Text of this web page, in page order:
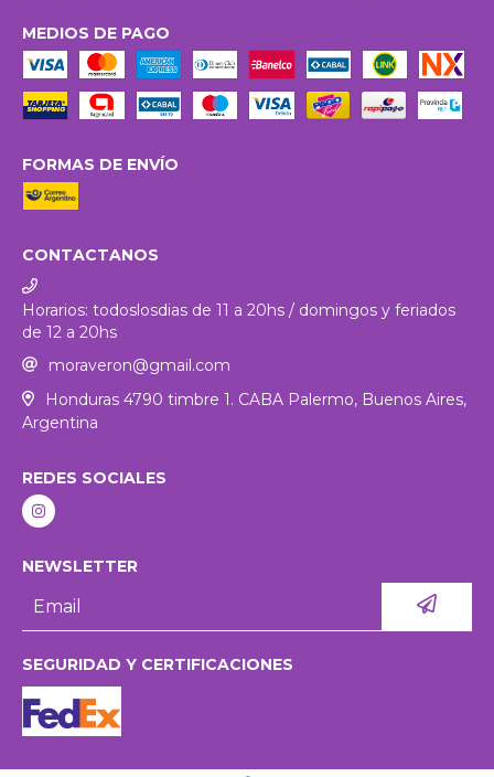
MEDIOS DE PAGO
FORMAS DE ENVÍO
CONTACTANOS
Horarios: todoslosdias de 11 a 20hs / domingos y feriados
de 12 a 20hs
moraveron@gmail.com
Honduras 4790 timbre 1. CABA Palermo, Buenos Aires,
Argentina
REDES SOCIALES
NEWSLETTER
SEGURIDAD Y CERTIFICACIONES